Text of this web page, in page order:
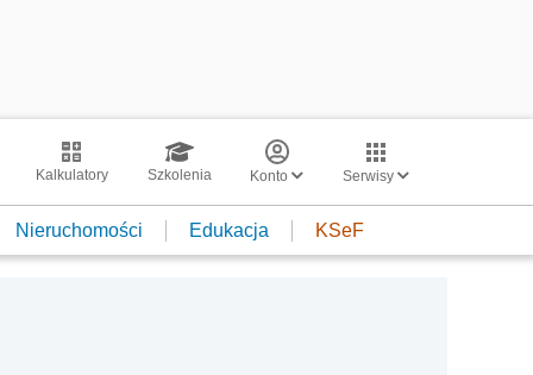
Kalkulatory Szkolenia Konto Serwisy
Nieruchomości Edukacja KSeF